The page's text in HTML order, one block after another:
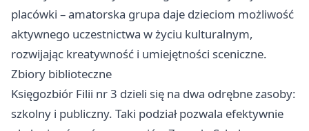
placówki – amatorska grupa daje dzieciom możliwość
aktywnego uczestnictwa w życiu kulturalnym,
rozwijając kreatywność i umiejętności sceniczne.
Zbiory biblioteczne
Księgozbiór Filii nr 3 dzieli się na dwa odrębne zasoby:
szkolny i publiczny. Taki podział pozwala efektywnie